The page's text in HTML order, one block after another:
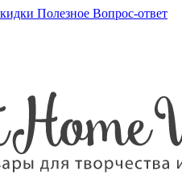
Полезное Вопрос-ответ